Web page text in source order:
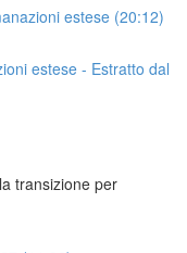
estese (20:12)
estese - Estratto dal
transizione per